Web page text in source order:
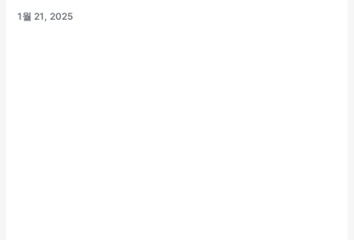
1월 21, 2025